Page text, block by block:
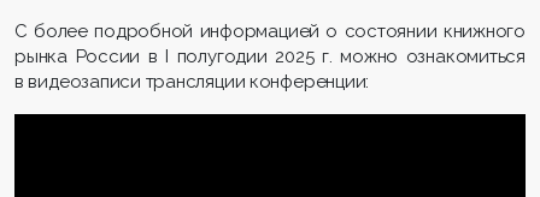
С более подробной информацией о состоянии книжного
рынка России в I полугодии 2025 г. можно ознакомиться
в видеозаписи трансляции конференции: